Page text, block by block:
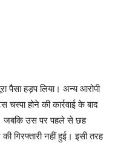
पैसा हड़प लिया। अन्य आरोपी
होने की कार्रवाई के बाद
जबकि उस पर पहले से छह
नहीं हुई। इसी तरह